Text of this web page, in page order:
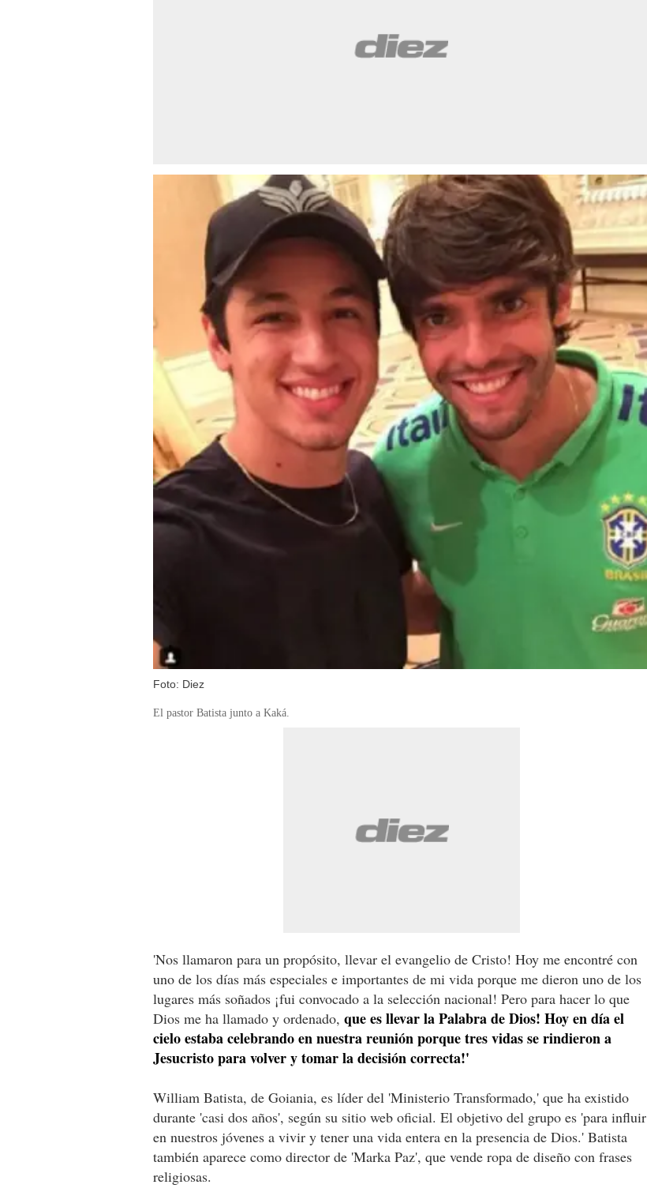
Foto: Diez
El pastor Batista junto a Kaká.
'Nos llamaron para un propósito, llevar el evangelio de Cristo! Hoy me encontré con
uno de los días más especiales e importantes de mi vida porque me dieron uno de los
lugares más soñados ¡fui convocado a la selección nacional! Pero para hacer lo que
Dios me ha llamado y ordenado, que es llevar la Palabra de Dios! Hoy en día el
cielo estaba celebrando en nuestra reunión porque tres vidas se rindieron a
Jesucristo para volver y tomar la decisión correcta!'
William Batista, de Goiania, es líder del 'Ministerio Transformado,' que ha existido
durante 'casi dos años', según su sitio web oficial. El objetivo del grupo es 'para influir
en nuestros jóvenes a vivir y tener una vida entera en la presencia de Dios.' Batista
también aparece como director de 'Marka Paz', que vende ropa de diseño con frases
religiosas.